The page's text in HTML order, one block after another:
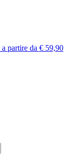
a partire da € 59,90